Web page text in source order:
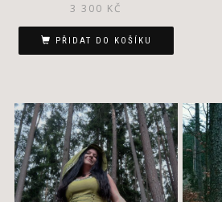
3 300 KČ
PŘIDAT DO KOŠÍKU